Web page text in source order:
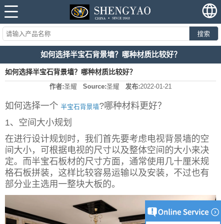
搜索
如何选择半宝石背景墙？哪种材质比较好？
如何选择半宝石背景墙？哪种材质比较好？
作者:圣耀 Source:圣耀 发布:2022-01-21
如何选择一个 半宝石背景墙?哪种材料更好？
1、空间大小规划
在进行设计规划时，我们首先要考虑电视背景墙的空
间大小，可根据电视的尺寸以及整体空间的大小来决
定。而半宝石板材的尺寸方面，通常使用几十厘米规
格石板拼装，这样比较容易运输以及安装，不过也有
部分业主选用一整块大板的。